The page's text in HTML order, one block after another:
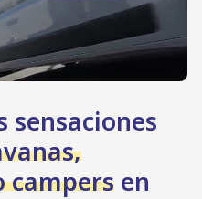
sensaciones
campers en